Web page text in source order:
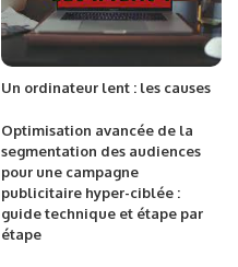
Un ordinateur lent : les causes
Optimisation avancée de la
segmentation des audiences
pour une campagne
publicitaire hyper-ciblée :
guide technique et étape par
étape